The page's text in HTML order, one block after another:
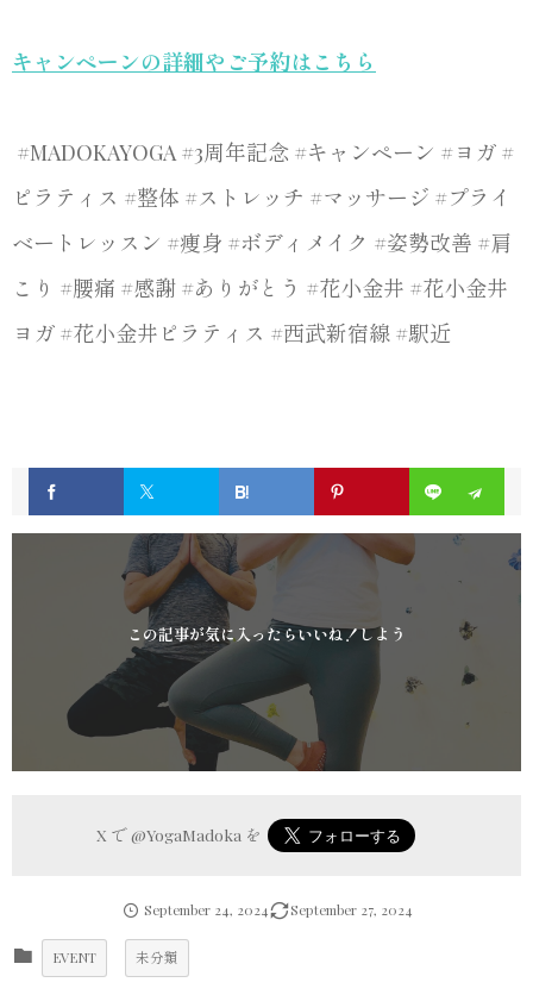
キャンペーンの詳細やご予約はこちら
#MADOKAYOGA #3周年記念 #キャンペーン #ヨガ #
ピラティス #整体 #ストレッチ #マッサージ #プライ
ベートレッスン #痩身 #ボディメイク #姿勢改善 #肩
こり #腰痛 #感謝 #ありがとう #花小金井 #花小金井
ヨガ #花小金井ピラティス #西武新宿線 #駅近
この記事が気に入ったらいいね！しよう
X で@YogaMadoka を
September 24 , 2024 September 27, 2024
EVENT 未分類